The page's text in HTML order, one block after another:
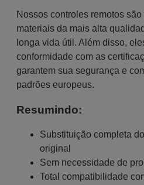
Nossos controles remotos
materiais da mais alta
longa vida útil. Além disso,
conformidade com as
garantem sua segurança e
padrões europeus.
Resumindo:
Substituição completa
original
Sem necessidade de
Total compatibilidade